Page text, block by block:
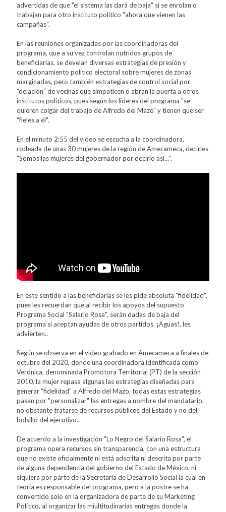
advertidas de que "el sistema las dará de baja" si se enrolan o
trabajan para otro instituto político "ahora que vienen las
campañas".
En las reuniones organizadas por las coordinadoras del
programa, que a su vez controlan nutridos grupos de
beneficiarias, se develan diversas estrategias de presión y
condicionamiento político electoral sobre mujeres de zonas
marginadas, pero también estrategias de control social por
"delación" de vecinas que simpaticen o abran la puerta a otros
institutos políticos, pues según los líderes del programa "se
quieren colgar del trabajo de Alfredo del Mazo" y tienen que ser
"fieles a él".
En el minuto 2:55 del video se escucha a la coordinadora,
rodeada de unas 30 mujeres de la región de Amecameca, decirles
"Somos las mujeres del gobernador por decirlo así...".
En este sentido a las beneficiarias se les pide absoluta "fidelidad",
pues les recuerdan que al recibir los apoyos del supuesto
Programa Social "Salario Rosa", serán dadas de baja del
programa si aceptan ayudas de otros partidos. ¡Aguas!, les
advierten..
Según se observa en el video grabado en Amecameca a finales de
octubre del 2020, donde una coordinadora identificada como
Verónica, denominada Promotora Territorial (PT) de la sección
2010, la mujer repasa algunas las estrategias diseñadas para
generar "fidelidad" a Alfredo del Mazo, todas estas estrategias
pasan por "personalizar" las entregas a nombre del mandatario,
no obstante tratarse de recursos públicos del Estado y no del
bolsillo del ejecutivo..
De acuerdo a la investigación "Lo Negro del Salario Rosa", el
programa opera recursos sin transparencia, con una estructura
que no existe oficialmente ni está adscrita ni descrita por parte
de alguna dependencia del gobierno del Estado de México, ni
siquiera por parte de la Secretaría de Desarrollo Social la cual en
teoria es responsable del programa, pero a la postre se ha
convertido solo en la organizadora de parte de su Marketing
Político, al organizar las miultitudinarias entregas donde la